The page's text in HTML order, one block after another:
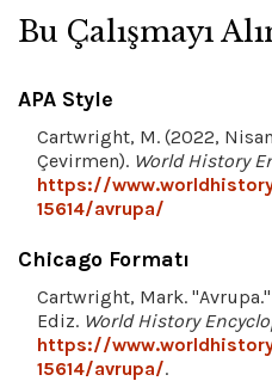
Bu Çalışmayı
APA Style
Cartwright, M. (2022,
Çevirmen). World History
https://
15614/avrupa/
Chicago Formatı
Cartwright, Mark.
Ediz. World History
https://
15614/avrupa/.